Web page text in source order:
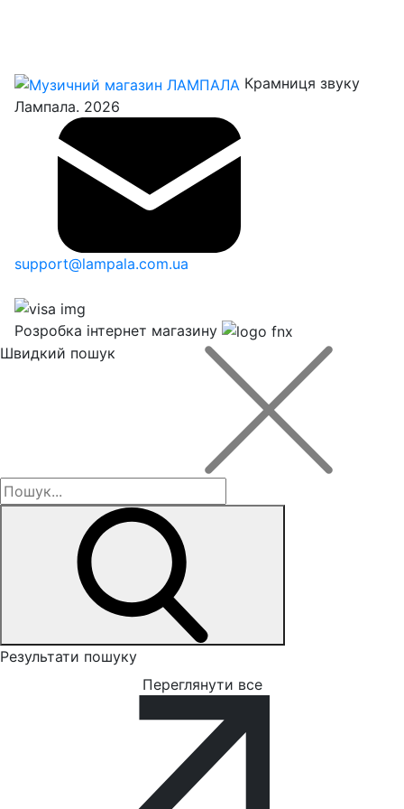
Крамниця звуку
Лампала. 2026
support@lampala.com.ua
Розробка інтернет магазину
Швидкий пошук
Результати пошуку
Переглянути все